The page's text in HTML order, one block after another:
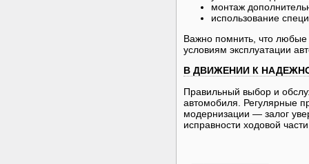
монтаж
использование
Важно помнить, что любые
условиям эксплуатации
В ДВИЖЕНИИ К
Правильный выбор и
автомобиля. Регулярные
модернизации — залог
исправности ходовой